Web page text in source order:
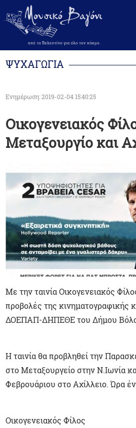
ΨΥΧΑΓΩΓΙΑ
Ενημέρωση: 2019-02-04 15:40:25
Οικογενειακός
Μεταξουργίο και
Με την ταινία Οικογενειακός
προβολές της κινηματογραφικής
ΔΟΕΠΑΠ-ΔΗΠΕΘΕ του Δήμου
Η ταινία θα προβληθεί την
στο Μεταξουργείο στην Ν.Ιωνία
Φεβρουάριου στο Αχίλλειο. Ώρα
Οικογενειακός Φίλος